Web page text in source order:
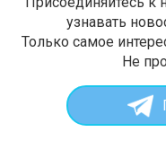
узнавать
Только самое
Не